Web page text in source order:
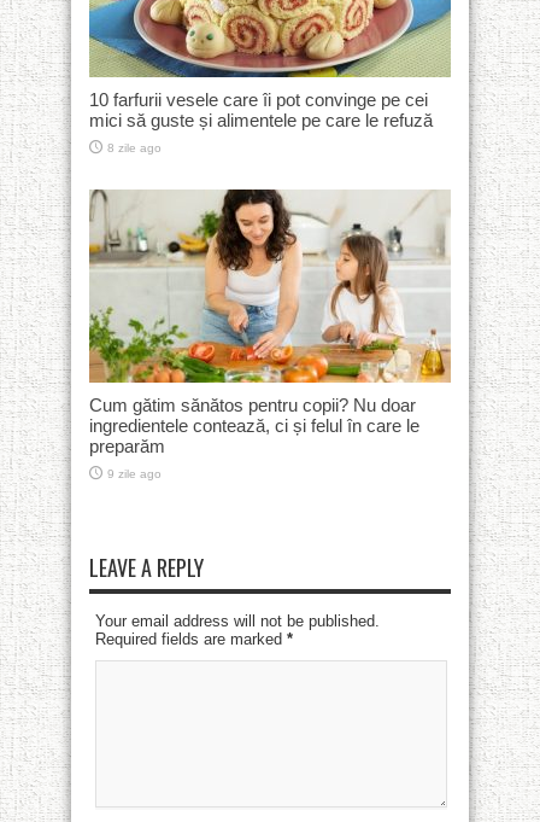
10 farfurii vesele care îi pot convinge pe cei
mici să guste și alimentele pe care le refuză
8 zile ago
Cum gătim sănătos pentru copii? Nu doar
ingredientele contează, ci și felul în care le
preparăm
9 zile ago
LEAVE A REPLY
Your email address will not be published.
Required fields are marked *